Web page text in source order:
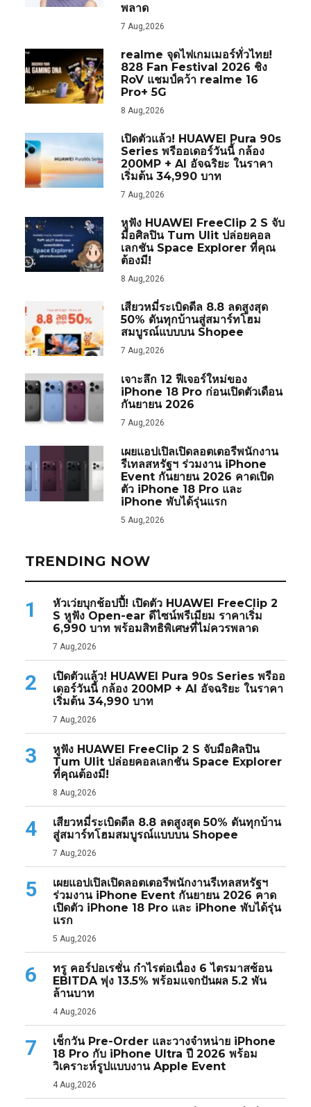
พลาด
7 Aug,2026
realme จุดไฟเกมเมอร์ทั่วไทย!
828 Fan Festival 2026 ชิง
RoV แชมป์คว้า realme 16
Pro+ 5G
8 Aug,2026
เปิดตัวแล้ว! HUAWEI Pura 90s
Series พรีออเดอร์วันนี้ กล้อง
200MP + AI อัจฉริยะ ในราคา
เริ่มต้น 34,990 บาท
7 Aug,2026
หูฟัง HUAWEI FreeClip 2 S จับ
มือศิลปิน Tum Ulit ปล่อยคอล
เลกชัน Space Explorer ที่คุณ
ต้องมี!
8 Aug,2026
เสียวหมี่ระเบิดดีล 8.8 ลดสูงสุด
50% ดันทุกบ้านสู่สมาร์ทโฮม
สมบูรณ์แบบบน Shopee
7 Aug,2026
เจาะลึก 12 ฟีเจอร์ใหม่ของ
iPhone 18 Pro ก่อนเปิดตัวเดือน
กันยายน 2026
7 Aug,2026
เผยแอปเปิลเปิดลอตเตอรีพนักงาน
รีเทลสหรัฐฯ ร่วมงาน iPhone
Event กันยายน 2026 คาดเปิด
ตัว iPhone 18 Pro และ
iPhone พับได้รุ่นแรก
5 Aug,2026
TRENDING NOW
1
หัวเว่ยบุกช้อปปี้! เปิดตัว HUAWEI FreeClip 2
S หูฟัง Open-ear ดีไซน์พรีเมียม ราคาเริ่ม
6,990 บาท พร้อมสิทธิพิเศษที่ไม่ควรพลาด
7 Aug,2026
2
เปิดตัวแล้ว! HUAWEI Pura 90s Series พรีออ
เดอร์วันนี้ กล้อง 200MP + AI อัจฉริยะ ในราคา
เริ่มต้น 34,990 บาท
7 Aug,2026
3
หูฟัง HUAWEI FreeClip 2 S จับมือศิลปิน
Tum Ulit ปล่อยคอลเลกชัน Space Explorer
ที่คุณต้องมี!
8 Aug,2026
4
เสียวหมี่ระเบิดดีล 8.8 ลดสูงสุด 50% ดันทุกบ้าน
สู่สมาร์ทโฮมสมบูรณ์แบบบน Shopee
7 Aug,2026
5
เผยแอปเปิลเปิดลอตเตอรีพนักงานรีเทลสหรัฐฯ
ร่วมงาน iPhone Event กันยายน 2026 คาด
เปิดตัว iPhone 18 Pro และ iPhone พับได้รุ่น
แรก
5 Aug,2026
6
ทรู คอร์ปอเรชั่น กำไรต่อเนื่อง 6 ไตรมาสซ้อน
EBITDA พุ่ง 13.5% พร้อมแจกปันผล 5.2 พัน
ล้านบาท
4 Aug,2026
7
เช็กวัน Pre-Order และวางจำหน่าย iPhone
18 Pro กับ iPhone Ultra ปี 2026 พร้อม
วิเคราะห์รูปแบบงาน Apple Event
4 Aug,2026